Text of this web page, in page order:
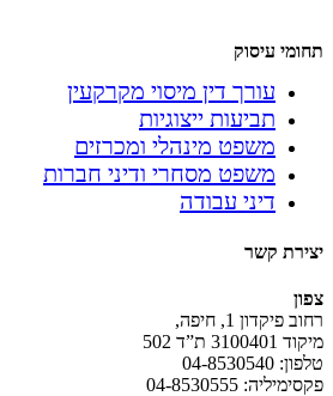
תחומי עיסוק
עורך דין מיסוי מקרקעין
תביעות ייצוגיות
משפט מינהלי ומכרזים
משפט מסחרי ודיני חברות
דיני עבודה
יצירת קשר
צפון
רחוב פיקדון 1, חיפה,
מיקוד 3100401 ת”ד 502
טלפון: 04-8530540
פקסימיליה: 04-8530555